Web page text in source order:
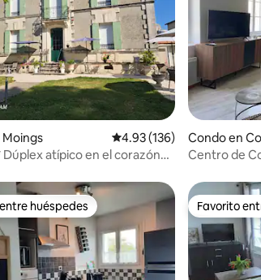
de 5, 416 reseñasCalificación promedio: 4.93
4.93 (136)
Dúplex atípico en el corazón
Condo en
Centro de
huéspedes
huéspedes Favorito
Favorito